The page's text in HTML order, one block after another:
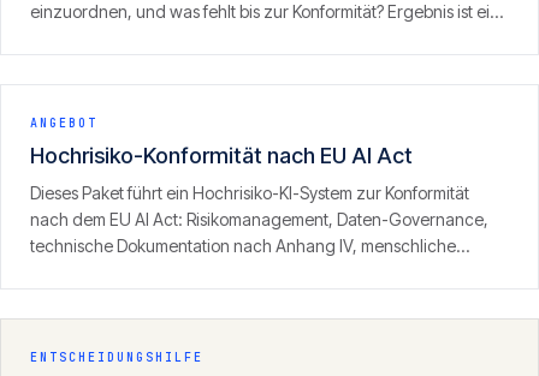
einzuordnen, und was fehlt bis zur Konformität? Ergebnis ist ein
ANGEBOT
Hochrisiko-Konformität nach EU AI Act
Dieses Paket führt ein Hochrisiko-KI-System zur Konformität
nach dem EU AI Act: Risikomanagement, Daten-Governance,
technische Dokumentation nach Anhang IV, menschliche
ENTSCHEIDUNGSHILFE